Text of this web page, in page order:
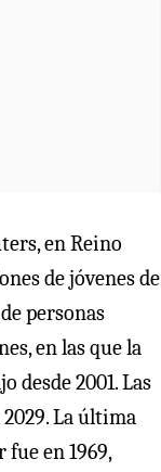
en Reino
de jóvenes de
personas
en las que la
desde 2001. Las
La última
en 1969,